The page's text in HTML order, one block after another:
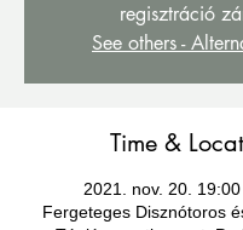
regisztráció
See others -
Time &
2021. nov. 20.
Fergeteges Disznótoros